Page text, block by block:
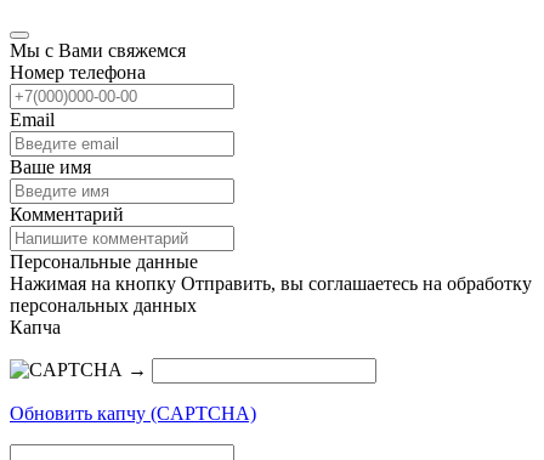
Мы с Вами свяжемся
Номер телефона
Email
Ваше имя
Комментарий
Персональные данные
Нажимая на кнопку Отправить, вы соглашаетесь на обработку
персональных данных
Капча
→
Обновить капчу (CAPTCHA)